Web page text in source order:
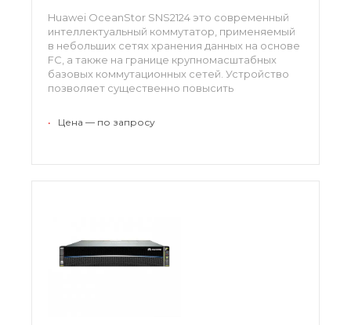
Huawei OceanStor SNS2124 это современный
интеллектуальный коммутатор, применяемый
в небольших сетях хранения данных на основе
FC, а также на границе крупномасштабных
базовых коммутационных сетей. Устройство
позволяет существенно повысить
• Цена — по запросу